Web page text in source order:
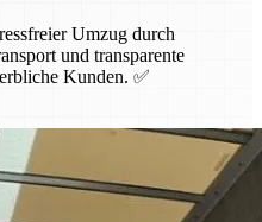
Umzug durch
und transparente
Kunden. ✅